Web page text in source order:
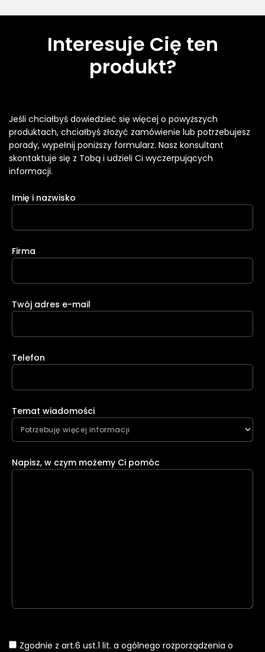
Interesuje Cię ten
produkt?
Jeśli chciałbyś dowiedzieć się więcej o powyższych
produktach, chciałbyś złożyć zamówienie lub potrzebujesz
porady, wypełnij poniższy formularz. Nasz konsultant
skontaktuje się z Tobą i udzieli Ci wyczerpujących
informacji.
Imię i nazwisko
Firma
Twój adres e-mail
Telefon
Temat wiadomości
Napisz, w czym możemy Ci pomóc
Zgodnie z art.6 ust.1 lit. a ogólnego rozporządzenia o